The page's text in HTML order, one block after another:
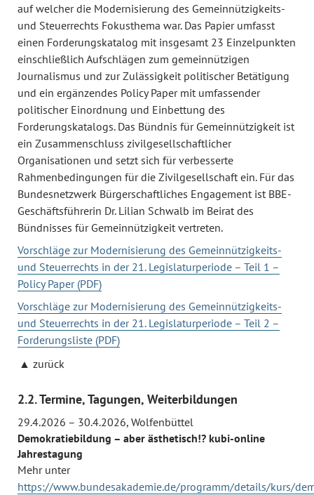
auf welcher die Modernisierung des Gemeinnützigkeits-
und Steuerrechts Fokusthema war. Das Papier umfasst
einen Forderungskatalog mit insgesamt 23 Einzelpunkten
einschließlich Aufschlägen zum gemeinnützigen
Journalismus und zur Zulässigkeit politischer Betätigung
und ein ergänzendes Policy Paper mit umfassender
politischer Einordnung und Einbettung des
Forderungskatalogs. Das Bündnis für Gemeinnützigkeit ist
ein Zusammenschluss zivilgesellschaftlicher
Organisationen und setzt sich für verbesserte
Rahmenbedingungen für die Zivilgesellschaft ein. Für das
Bundesnetzwerk Bürgerschaftliches Engagement ist BBE-
Geschäftsführerin Dr. Lilian Schwalb im Beirat des
Bündnisses für Gemeinnützigkeit vertreten.
Vorschläge zur Modernisierung des Gemeinnützigkeits-
und Steuerrechts in der 21. Legislaturperiode – Teil 1 –
Policy Paper (PDF)
Vorschläge zur Modernisierung des Gemeinnützigkeits-
und Steuerrechts in der 21. Legislaturperiode – Teil 2 –
Forderungsliste (PDF)
zurück
2.2. Termine, Tagungen, Weiterbildungen
29.4.2026 – 30.4.2026, Wolfenbüttel
Demokratiebildung – aber ästhetisch!? kubi-online
Jahrestagung
Mehr unter
https://www.bundesakademie.de/programm/details/kurs/